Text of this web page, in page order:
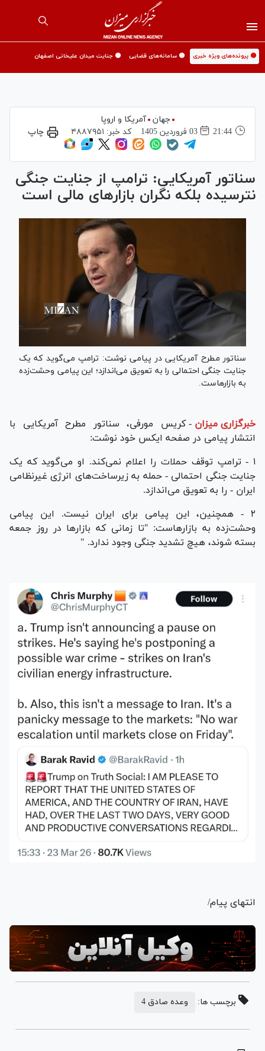
🟡 پرونده‌های ویژه خبری 🟡 سامانه‌های قضایی 🟡 جنایت میدان علیخانی اصفهان
جهان
آمریکا و اروپا
21:44
03 فروردين 1405 کد خبر: ۴۸۸۷۹۵۱ چاپ
سناتور آمریکایی: ترامپ از جنایت جنگی
نترسیده بلکه نگران بازار‌های مالی است
سناتور مطرح آمریکایی در پیامی نوشت: ترامپ می‌گوید که یک
جنایت جنگی احتمالی را به تعویق می‌اندازد؛ این پیامی وحشت‌زده
به بازارهاست.
خبرگزاری میزان - کریس مورفی، سناتور مطرح آمریکایی با
انتشار پیامی در صفحه ایکس خود نوشت:
۱ - ترامپ توقف حملات را اعلام نمی‌کند. او می‌گوید که یک
جنایت جنگی احتمالی - حمله به زیرساخت‌های انرژی غیرنظامی
ایران - را به تعویق می‌اندازد.
۲ - همچنین، این پیامی برای ایران نیست. این پیامی
وحشت‌زده به بازارهاست: "تا زمانی که بازار‌ها در روز جمعه
بسته شوند، هیچ تشدید جنگی وجود ندارد. "
انتهای پیام/
برچسب ها: وعده صادق 4